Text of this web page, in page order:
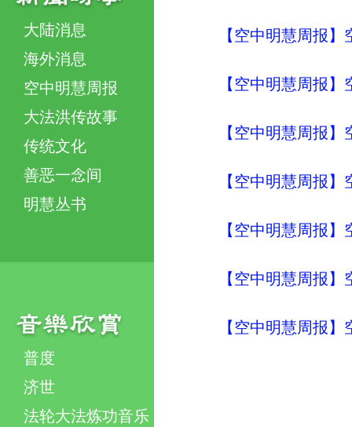
大陆消息
海外消息
空中明慧周报
大法洪传故事
传统文化
善恶一念间
明慧丛书
普度
济世
法轮大法炼功音乐
【空中明慧周报
【空中明慧周报
【空中明慧周报
【空中明慧周报
【空中明慧周报
【空中明慧周报
【空中明慧周报